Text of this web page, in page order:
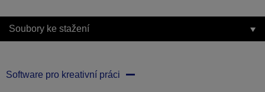
Soubory ke stažení
Software pro kreativní práci